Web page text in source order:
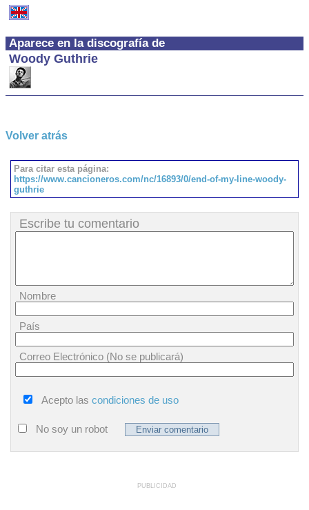
Aparece en la discografía de
Woody Guthrie
Volver atrás
Para citar esta página:
https://www.cancioneros.com/nc/16893/0/end-of-my-line-woody-
guthrie
Escribe tu comentario
Nombre
País
Correo Electrónico (No se publicará)
Acepto las condiciones de uso
No soy un robot
PUBLICIDAD